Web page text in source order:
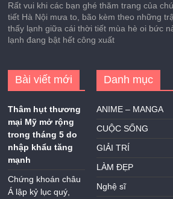
Rất vui khi các bạn ghé thăm trang của
tiết Hà Nội mưa to, bão kèm theo những
thấy lạnh giữa cái thời tiết mùa hè oi bức
lạnh đang bật hết công xuất
Bài viết mới
Thâm hụt thương
mại Mỹ mở rộng
trong tháng 5 do
nhập khẩu tăng
mạnh
Chứng khoán châu
Á lập kỷ lục quý,
Danh mục
ANIME – MANGA
CUỘC SỐNG
GIẢI TRÍ
LÀM ĐẸP
Nghệ sĩ